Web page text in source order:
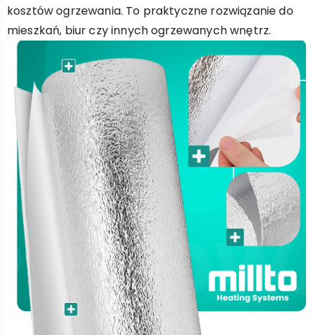
kosztów ogrzewania. To praktyczne rozwiązanie do
mieszkań, biur czy innych ogrzewanych wnętrz.